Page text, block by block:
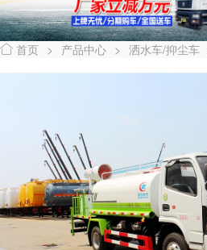
 首页 > 产品中心 > 洒水车/抑尘车